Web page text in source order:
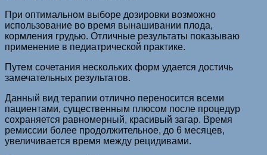
При оптимальном выборе дозировки возможно
использование во время вынашивании плода,
кормления грудью. Отличные результаты показываю
применение в педиатрической практике.
Путем сочетания нескольких форм удается достичь
замечательных результатов.
Данный вид терапии отлично переносится всеми
пациентами, существенным плюсом после процедур
сохраняется равномерный, красивый загар. Время
ремиссии более продолжительное, до 6 месяцев,
увеличивается время между рецидивами.